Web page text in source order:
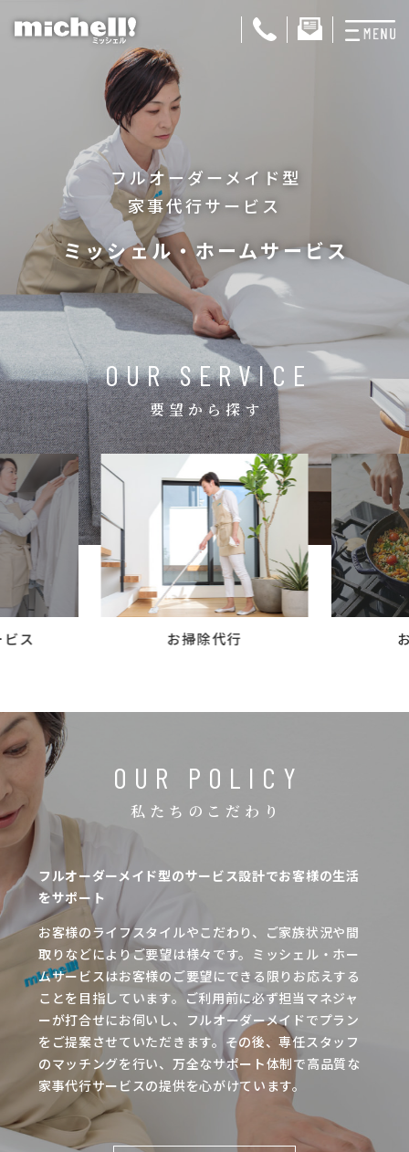
お料理代行
おためしサービス
サービス一覧
ご契約者さま限定サ
会社紹介
コラム
ご案内
お知らせ
家事スタッフ募集
働く仲間インタビュー
フルオーダーメイド型
家事代行サービス
ミッシェル・ホームサービス
OUR SERVICE
要望から探す
ス お掃除代行
OUR POLICY
私たちのこだわり
フルオーダーメイド型のサービス設計でお客様の生活
をサポート
お客様のライフスタイルやこだわり、ご家族状況や間
取りなどによりご要望は様々です。ミッシェル・ホー
ムサービスはお客様のご要望にできる限りお応えする
ことを目指しています。ご利用前に必ず担当マネジャ
ーが打合せにお伺いし、フルオーダーメイドでプラン
をご提案させていただきます。その後、専任スタッフ
のマッチングを行い、万全なサポート体制で高品質な
家事代行サービスの提供を心がけています。